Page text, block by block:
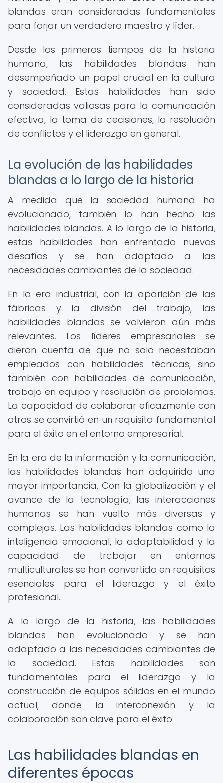
blandas eran consideradas fundamentales
para forjar un verdadero maestro y líder.
Desde los primeros tiempos de la historia
humana, las habilidades blandas han
desempeñado un papel crucial en la cultura
y sociedad. Estas habilidades han sido
consideradas valiosas para la comunicación
efectiva, la toma de decisiones, la resolución
de conflictos y el liderazgo en general.
La evolución de las habilidades
blandas a lo largo de la historia
A medida que la sociedad humana ha
evolucionado, también lo han hecho las
habilidades blandas. A lo largo de la historia,
estas habilidades han enfrentado nuevos
desafíos y se han adaptado a las
necesidades cambiantes de la sociedad.
En la era industrial, con la aparición de las
fábricas y la división del trabajo, las
habilidades blandas se volvieron aún más
relevantes. Los líderes empresariales se
dieron cuenta de que no solo necesitaban
empleados con habilidades técnicas, sino
también con habilidades de comunicación,
trabajo en equipo y resolución de problemas.
La capacidad de colaborar eficazmente con
otros se convirtió en un requisito fundamental
para el éxito en el entorno empresarial.
En la era de la información y la comunicación,
las habilidades blandas han adquirido una
mayor importancia. Con la globalización y el
avance de la tecnología, las interacciones
humanas se han vuelto más diversas y
complejas. Las habilidades blandas como la
inteligencia emocional, la adaptabilidad y la
capacidad de trabajar en entornos
multiculturales se han convertido en requisitos
esenciales para el liderazgo y el éxito
profesional.
A lo largo de la historia, las habilidades
blandas han evolucionado y se han
adaptado a las necesidades cambiantes de
la sociedad. Estas habilidades son
fundamentales para el liderazgo y la
construcción de equipos sólidos en el mundo
actual, donde la interconexión y la
colaboración son clave para el éxito.
Las habilidades blandas en
diferentes épocas